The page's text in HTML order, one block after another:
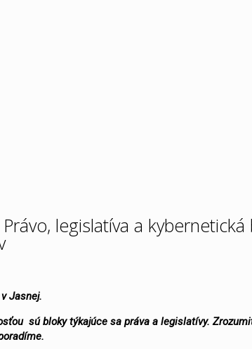
legislatíva a
Jasnej.
sú bloky týkajúce sa práva a legislatívy.